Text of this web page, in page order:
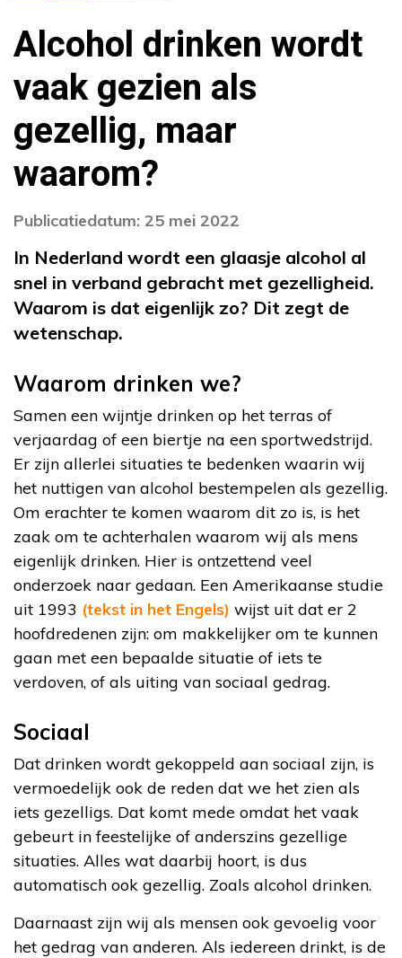
Alcohol drinken wordt
vaak gezien als
gezellig, maar
waarom?
Publicatiedatum: 25 mei 2022
In Nederland wordt een glaasje alcohol al
snel in verband gebracht met gezelligheid.
Waarom is dat eigenlijk zo? Dit zegt de
wetenschap.
Waarom drinken we?
Samen een wijntje drinken op het terras of
verjaardag of een biertje na een sportwedstrijd.
Er zijn allerlei situaties te bedenken waarin wij
het nuttigen van alcohol bestempelen als gezellig.
Om erachter te komen waarom dit zo is, is het
zaak om te achterhalen waarom wij als mens
eigenlijk drinken. Hier is ontzettend veel
onderzoek naar gedaan. Een Amerikaanse studie
uit 1993 (tekst in het Engels) wijst uit dat er 2
hoofdredenen zijn: om makkelijker om te kunnen
gaan met een bepaalde situatie of iets te
verdoven, of als uiting van sociaal gedrag.
Sociaal
Dat drinken wordt gekoppeld aan sociaal zijn, is
vermoedelijk ook de reden dat we het zien als
iets gezelligs. Dat komt mede omdat het vaak
gebeurt in feestelijke of anderszins gezellige
situaties. Alles wat daarbij hoort, is dus
automatisch ook gezellig. Zoals alcohol drinken.
Daarnaast zijn wij als mensen ook gevoelig voor
het gedrag van anderen. Als iedereen drinkt, is de